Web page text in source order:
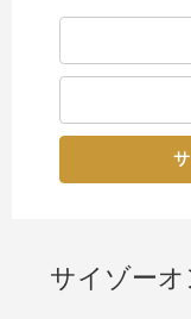
サイゾー